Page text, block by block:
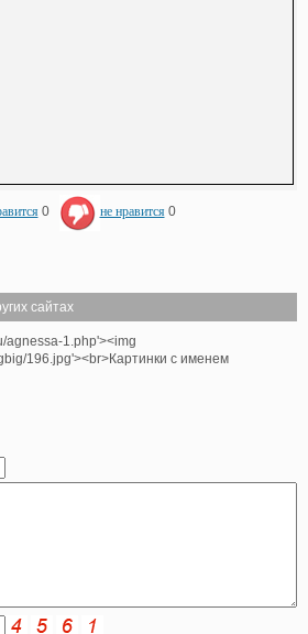
0 не нравится 0
сайтах
agnessa-1.php'><img
196.jpg'><br>Картинки с именем